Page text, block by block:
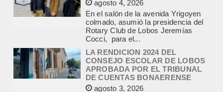
LA RENDICION 2024 DEL
CONSEJO ESCOLAR DE LOBOS
APROBADA POR EL TRIBUNAL
DE CUENTAS BONAERENSE
agosto 3, 2026
El Tribunal de Cuentas de la Provincia
de Buenos Aires aprobó formalmente
la rendición de cuentas
correspondiente al Ejercicio 2024,...